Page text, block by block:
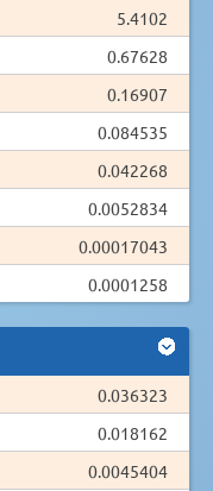
5.4102
0.67628
0.16907
0.084535
0.042268
0.0052834
0.00017043
0.0001258
0.036323
0.018162
0.0045404